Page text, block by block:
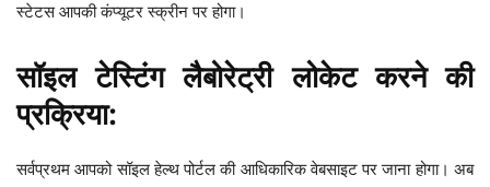
स्टेटस आपकी कंप्यूटर स्क्रीन पर होगा।
सॉइल टेस्टिंग लैबोरेट्री लोकेट करने की
प्रक्रिया:
सर्वप्रथम आपको सॉइल हेल्थ पोर्टल की आधिकारिक वेबसाइट पर जाना होगा। अब